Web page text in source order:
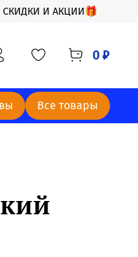
СКИДКИ И АКЦИИ🎁
0 ₽
Все товары